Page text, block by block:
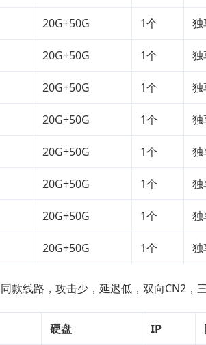
20G+50G 1个 独
20G+50G 1个 独
20G+50G 1个 独
20G+50G 1个 独
20G+50G 1个 独
20G+50G 1个 独
20G+50G 1个 独
20G+50G 1个 独
款线路，攻击少，延迟低，双向CN2，
硬盘 IP